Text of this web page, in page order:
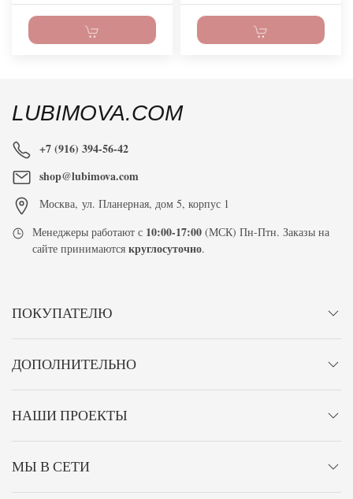
LUBIMOVA.COM
+7 (916) 394-56-42
shop@lubimova.com
Москва, ул. Планерная, дом 5, корпус 1
Менеджеры работают с 10:00-17:00 (МСК) Пн-Птн. Заказы на
сайте принимаютсякруглосуточно.
ПОКУПАТЕЛЮ
ДОПОЛНИТЕЛЬНО
НАШИ ПРОЕКТЫ
МЫ В СЕТИ